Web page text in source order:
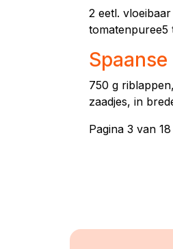
2 eetl.
tomatenpuree5
750 g
zaadjes, in
Pagina 3 van 18